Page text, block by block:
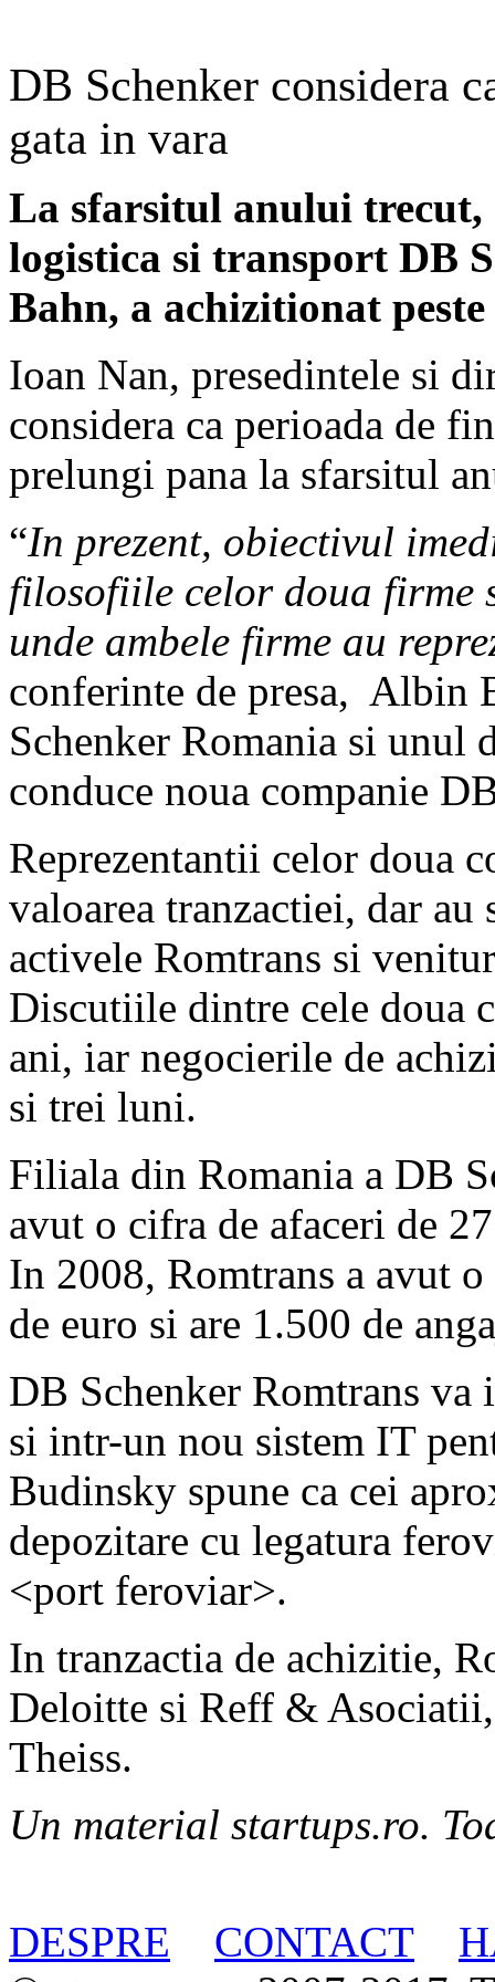
DB Schenker considera
gata in vara
La sfarsitul anului trecut,
logistica si transport DB
Bahn, a achizitionat
Ioan Nan, presedintele si
considera ca perioada de
prelungi pana la sfarsitul
“In prezent, obiectivul
filosofiile celor doua firme
unde ambele firme au
conferinte de presa, Albin
Schenker Romania si unul
conduce noua companie
Reprezentantii celor doua
valoarea tranzactiei, dar
activele Romtrans si
Discutiile dintre cele doua
ani, iar negocierile de
si trei luni.
Filiala din Romania a DB
avut o cifra de afaceri de
In 2008, Romtrans a avut
de euro si are 1.500 de
DB Schenker Romtrans
si intr-un nou sistem IT
Budinsky spune ca cei
depozitare cu legatura
<port feroviar>.
In tranzactia de achizitie,
Deloitte si Reff &
Theiss.
Un material startups.ro.
DESPRE CONTACT